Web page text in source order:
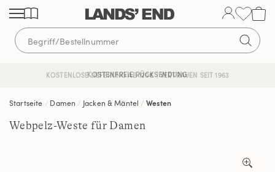
Direkt
zum
Inhalt
Direkt
zur
Navigation
Direkt
zur
Suche
KOSTENLOSE LIEFERUNG AB 120€ | VERTRAUEN SEIT 1963
KOSTENFREIE RÜCKSENDUNG
Startseite Damen Jacken & Mäntel Westen
Webpelz-Weste für Damen